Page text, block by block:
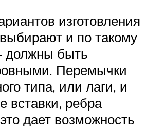
изготовления
и по такому
должны быть
Перемычки
типа, или лаги, и
вставки, ребра
дает возможность